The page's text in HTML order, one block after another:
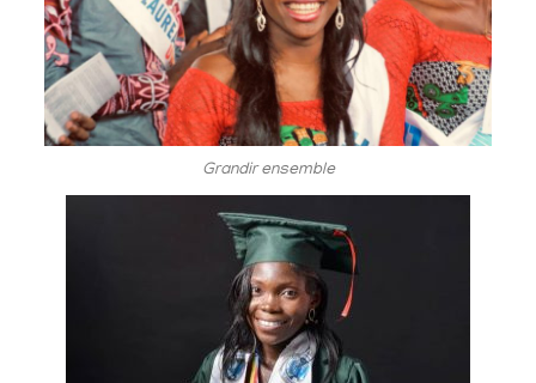
Grandir ensemble